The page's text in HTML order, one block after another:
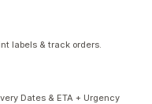
labels & track orders.
Dates & ETA + Urgency